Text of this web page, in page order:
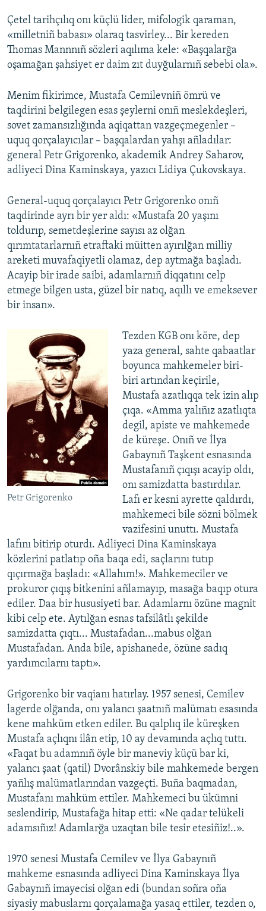
Çetel tarihçılıq onı küçlü lider, mifologik qaraman,
«milletniñ babası» olaraq tasvirley... Bir kereden
Thomas Mannnıñ sözleri aqılıma kele: «Başqalarğa
oşamağan şahsiyet er daim zıt duyğularnıñ sebebi ola».
Menim fikirimce, Mustafa Cemilevniñ ömrü ve
taqdirini belgilegen esas şeylerni onıñ meslekdeşleri,
sovet zamansızlığında aqiqattan vazgeçmegenler –
uquq qorçalayıcılar – başqalardan yahşı añladılar:
general Petr Grigorenko, akademik Andrey Saharov,
adliyeci Dina Kaminskaya, yazıcı Lidiya Çukovskaya.
General-uquq qorçalayıcı Petr Grigorenko onıñ
taqdirinde ayrı bir yer aldı: «Mustafa 20 yaşını
toldurıp, semetdeşlerine sayısı az olğan
qırımtatarlarnıñ etraftaki müitten ayırılğan milliy
areketi muvafaqiyetli olamaz, dep aytmağa başladı.
Acayip bir irade saibi, adamlarnıñ diqqatını celp
etmege bilgen usta, güzel bir natıq, aqıllı ve emeksever
bir insan».
Petr Grigorenko
Tezden KGB onı köre, dep
yaza general, sahte qabaatlar
boyunca mahkemeler biri-
biri artından keçirile,
Mustafa azatlıqqa tek izin alıp
çıqa. «Amma yalıñız azatlıqta
degil, apiste ve mahkemede
de küreşe. Onıñ ve İlya
Gabaynıñ Taşkent esnasında
Mustafanıñ çıqışı acayip oldı,
onı samizdatta bastırdılar.
Lafı er kesni ayrette qaldırdı,
mahkemeci bile sözni bölmek
vazifesini unuttı. Mustafa
lafını bitirip oturdı. Adliyeci Dina Kaminskaya
közlerini patlatıp oña baqa edi, saçlarını tutıp
qıçırmağa başladı: «Allahım!». Mahkemeciler ve
prokuror çıqış bitkenini añlamayıp, masağa baqıp otura
ediler. Daa bir hususiyeti bar. Adamlarnı özüne magnit
kibi celp ete. Aytılğan esnas tafsilâtlı şekilde
samizdatta çıqtı... Mustafadan...mabus olğan
Mustafadan. Anda bile, apishanede, özüne sadıq
yardımcılarnı taptı».
Grigorenko bir vaqianı hatırlay. 1957 senesi, Cemilev
lagerde olğanda, onı yalancı şaatnıñ malümatı esasında
kene mahküm etken ediler. Bu qalplıq ile küreşken
Mustafa açlıqnı ilân etip, 10 ay devamında açlıq tuttı.
«Faqat bu adamnıñ öyle bir maneviy küçü bar ki,
yalancı şaat (qatil) Dvorânskiy bile mahkemede bergen
yañlış malümatlarından vazgeçti. Buña baqmadan,
Mustafanı mahküm ettiler. Mahkemeci bu ükümni
seslendirip, Mustafağa hitap etti: «Ne qadar telükeli
adamsıñız! Adamlarğa uzaqtan bile tesir etesiñiz!..».
1970 senesi Mustafa Cemilev ve İlya Gabaynıñ
mahkeme esnasında adliyeci Dina Kaminskaya İlya
Gabaynıñ imayecisi olğan edi (bundan soñra oña
siyasiy mabuslarnı qorçalamağa yasaq ettiler, tezden o,